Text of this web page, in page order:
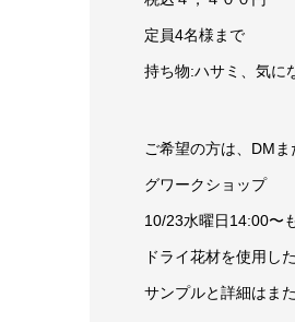
定員4名様まで
持ち物:ハサミ、気に
ご希望の方は、DM
グワークショップ
10/23水曜日14:00〜
ドライ花材を使用し
サンプルと詳細はま